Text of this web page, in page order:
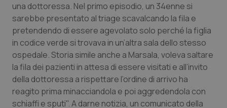
Calabria
Campania
Emilia-Romagna
Friuli Venezia Giulia
Asma & BPCO
Car-T
Colesterolo & coronaropatie
Dermatite Atopica
una dottoressa. Nel primo episodio, un 34enne si
sarebbe presentato al triage scavalcando la fila e
pretendendo di essere agevolato solo perché la figlia
in codice verde si trovava in un’altra sala dello stesso
ospedale. Storia simile anche a Marsala, voleva saltare
la fila dei pazienti in attesa di essere visitati e all’invito
della dottoressa a rispettare l’ordine di arrivo ha
reagito prima minacciandola e poi aggredendola con
schiaffi e sputi". A darne notizia, un comunicato della